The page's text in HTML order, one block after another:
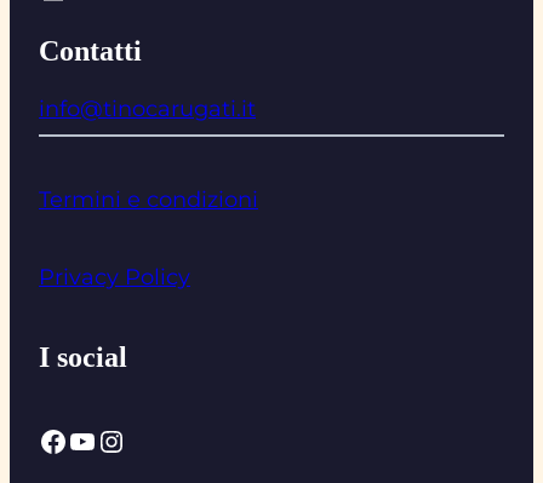
Contatti
info@tinocarugati.it
Termini e condizioni
Privacy Policy
I social
Facebook YouTube Instagram